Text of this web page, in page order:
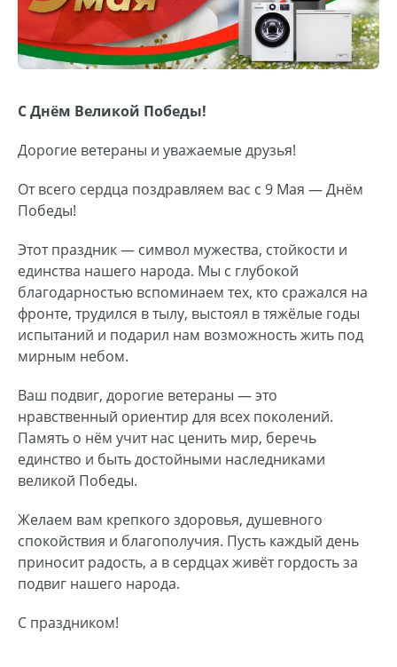
С Днём Великой Победы!
Дорогие ветераны и уважаемые друзья!
От всего сердца поздравляем вас с 9 Мая — Днём
Победы!
Этот праздник — символ мужества, стойкости и
единства нашего народа. Мы с глубокой
благодарностью вспоминаем тех, кто сражался на
фронте, трудился в тылу, выстоял в тяжёлые годы
испытаний и подарил нам возможность жить под
мирным небом.
Ваш подвиг, дорогие ветераны — это
нравственный ориентир для всех поколений.
Память о нём учит нас ценить мир, беречь
единство и быть достойными наследниками
великой Победы.
Желаем вам крепкого здоровья, душевного
спокойствия и благополучия. Пусть каждый день
приносит радость, а в сердцах живёт гордость за
подвиг нашего народа.
С праздником!